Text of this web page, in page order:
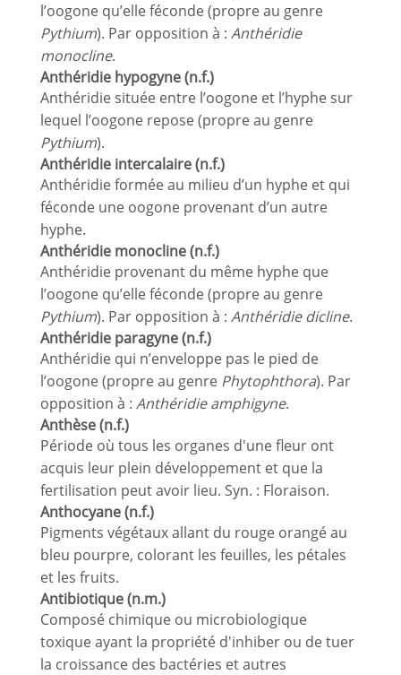
l’oogone qu’elle féconde (propre au genre
Pythium). Par opposition à : Anthéridie
monocline.
Anthéridie hypogyne (n.f.)
Anthéridie située entre l’oogone et l’hyphe sur
lequel l’oogone repose (propre au genre
Pythium).
Anthéridie intercalaire (n.f.)
Anthéridie formée au milieu d’un hyphe et qui
féconde une oogone provenant d’un autre
hyphe.
Anthéridie monocline (n.f.)
Anthéridie provenant du même hyphe que
l’oogone qu’elle féconde (propre au genre
Pythium). Par opposition à : Anthéridie dicline.
Anthéridie paragyne (n.f.)
Anthéridie qui n’enveloppe pas le pied de
l’oogone (propre au genre Phytophthora). Par
opposition à : Anthéridie amphigyne.
Anthèse (n.f.)
Période où tous les organes d'une fleur ont
acquis leur plein développement et que la
fertilisation peut avoir lieu. Syn. : Floraison.
Anthocyane (n.f.)
Pigments végétaux allant du rouge orangé au
bleu pourpre, colorant les feuilles, les pétales
et les fruits.
Antibiotique (n.m.)
Composé chimique ou microbiologique
toxique ayant la propriété d'inhiber ou de tuer
la croissance des bactéries et autres